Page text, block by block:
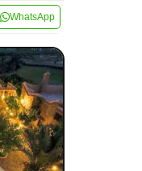
WhatsApp